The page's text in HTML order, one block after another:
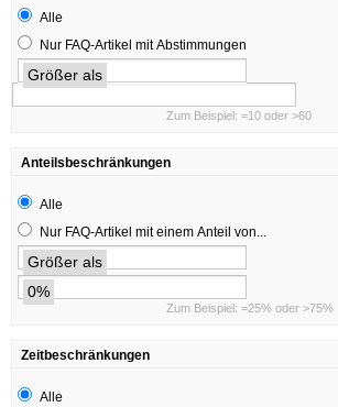
Alle
Nur FAQ-Artikel mit Abstimmungen
Größer als
Zum Beispiel: =10 oder >60
Anteilsbeschränkungen
Alle
Nur FAQ-Artikel mit einem Anteil von...
Größer als
0%
Zum Beispiel: =25% oder >75%
Zeitbeschränkungen
Alle